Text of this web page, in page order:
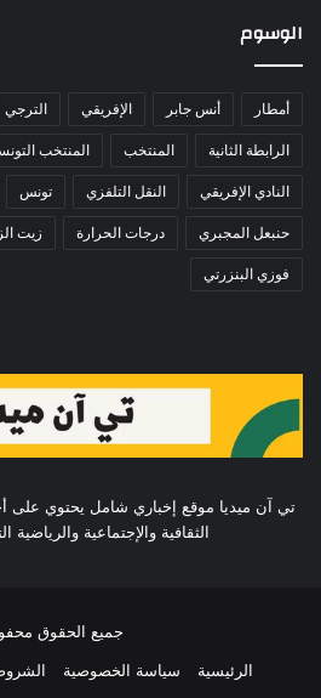
الوسوم
أمطار أنس جابر الإفريقي الترجي
الرابطة الثانية المنتخب المنتخب
النادي الإفريقي النقل التلفزي تونس
حنبعل المجبري درجات الحرارة زيت
فوزي البنزرتي
تي آن ميديا موقع إخباري شامل يحتوي
الثقافية والإجتماعية والرياضية
جميع الحقوق
الرئيسية
سياسة الخصوصية